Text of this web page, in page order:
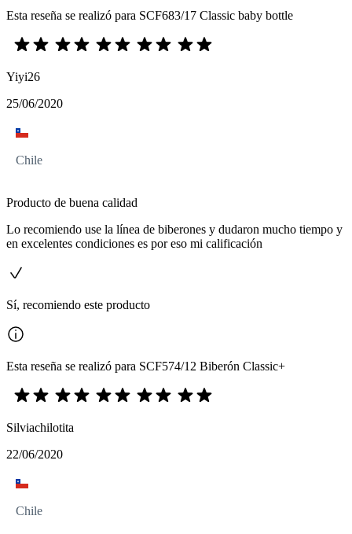
Esta reseña se realizó para SCF683/17 Classic baby bottle
Yiyi26
25/06/2020
Chile
Producto de buena calidad
Lo recomiendo use la línea de biberones y dudaron mucho tiempo y
en excelentes condiciones es por eso mi calificación
Sí, recomiendo este producto
Esta reseña se realizó para SCF574/12 Biberón Classic+
Silviachilotita
22/06/2020
Chile